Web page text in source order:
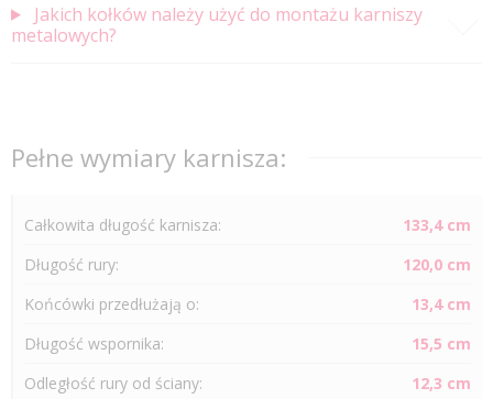
Jakich kołków należy użyć do montażu karniszy
metalowych?
Pełne wymiary karnisza:
Całkowita długość karnisza:
133,4 cm
Długość rury:
120,0 cm
Końcówki przedłużają o:
13,4 cm
Długość wspornika:
15,5 cm
Odległość rury od ściany: 12,3 cm